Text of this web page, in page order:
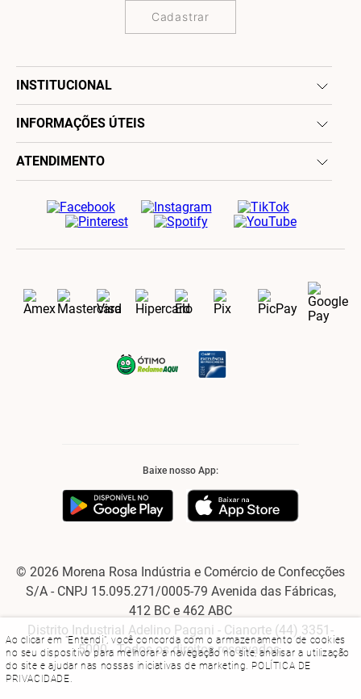
Ao clicar em "Entendi", você concorda com o armazenamento de cookies
no seu dispositivo para melhorar a navegação no site, analisar a utilização
do site e ajudar nas nossas iniciativas de marketing. POLÍTICA DE
PRIVACIDADE.
Cadastrar
INSTITUCIONAL
INFORMAÇÕES ÚTEIS
ATENDIMENTO
Baixe nosso App:
© 2026 Morena Rosa Indústria e Comércio de Confecções
S/A - CNPJ 15.095.271/0005-79 Avenida das Fábricas,
412 BC e 462 ABC
Distrito Industrial Adelino Pagani - Cianorte (44) 3351-
5000 - Todos os direitos reservados.